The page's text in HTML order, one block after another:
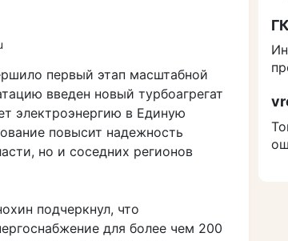
первый этап масштабной
введен новый турбоагрегат
электроэнергию в Единую
повысит надежность
но и соседних регионов
подчеркнул, что
для более чем 200